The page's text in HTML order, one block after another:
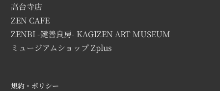
高台寺店
ZEN CAFE
ZENBI -鍵善良房- KAGIZEN ART MUSEUM
ミュージアムショップ Zplus
規約・ポリシー